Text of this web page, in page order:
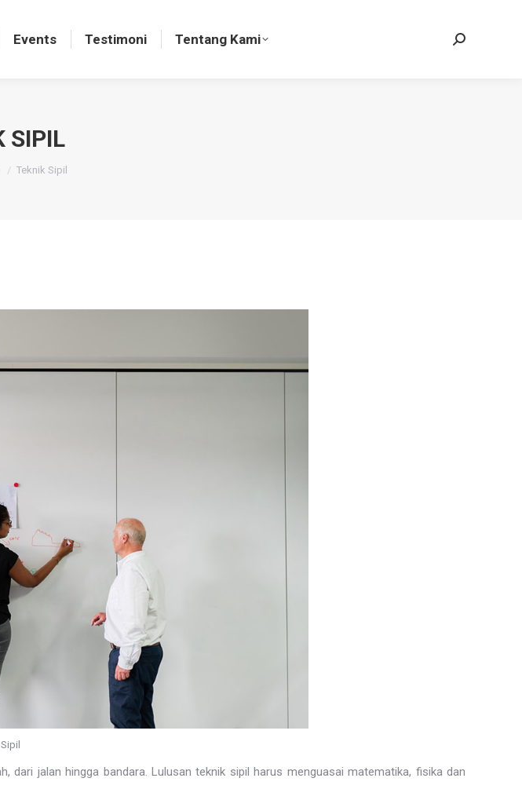
Events Testimoni Tentang Kami Search:
SIPIL
Teknik Sipil
jalan hingga bandara. Lulusan teknik sipil harus menguasai matematika, fisika dan